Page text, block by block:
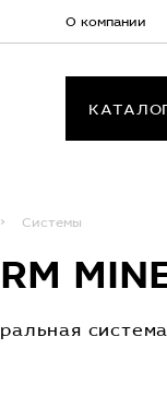
О компании
Системы